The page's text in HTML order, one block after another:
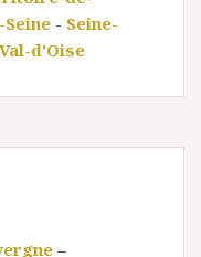
- Seine-
Val-d'Oise
–